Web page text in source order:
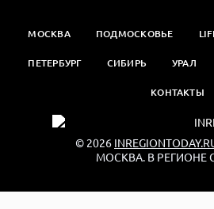
МОСКВА ПОДМОСКОВЬЕ
ПЕТЕРБУРГ СИБИРЬ УРАЛ
КОНТАКТЫ
© 2026
МОСКВА. В РЕГИОНЕ